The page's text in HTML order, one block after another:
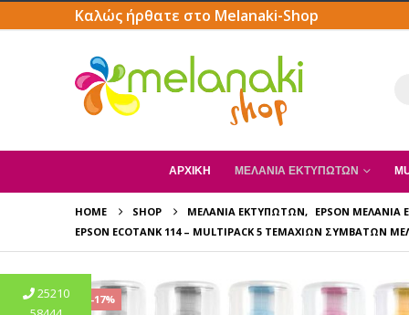
Καλώς ήρθατε στο Melanaki-Shop
ΑΡΧΙΚΗ ΜΕΛΆΝΙΑ ΕΚΤΥΠΩΤΏΝ
HOME SHOP ΜΕΛΆΝΙΑ ΕΚΤΥΠΩΤΏΝ, EPSON
EPSON ECOTANK 114 – MULTIPACK 5 ΤΕΜΑΧΊΩΝ ΣΥΜΒΑΤΏΝ
-17%
25210